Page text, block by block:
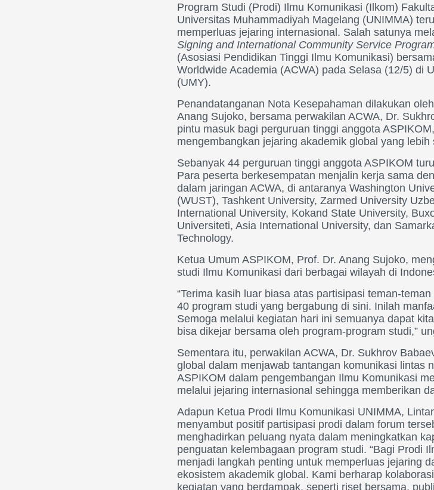
Program Studi (Prodi) Ilmu Komunikasi (Ilkom)
Universitas Muhammadiyah Magelang (UNIMMA)
memperluas jejaring internasional. Salah satunya
Signing and International Community Service
(Asosiasi Pendidikan Tinggi Ilmu Komunikasi)
Worldwide Academia (ACWA) pada Selasa (12/5) di
(UMY).
Penandatanganan Nota Kesepahaman dilakukan
Anang Sujoko, bersama perwakilan ACWA, Dr.
pintu masuk bagi perguruan tinggi anggota
mengembangkan jejaring akademik global yang
Sebanyak 44 perguruan tinggi anggota ASPIKOM
Para peserta berkesempatan menjalin kerja sama
dalam jaringan ACWA, di antaranya Washington
(WUST), Tashkent University, Zarmed University
International University, Kokand State University,
Universiteti, Asia International University, dan
Technology.
Ketua Umum ASPIKOM, Prof. Dr. Anang Sujoko,
studi Ilmu Komunikasi dari berbagai wilayah di
“Terima kasih luar biasa atas partisipasi teman-
40 program studi yang bergabung di sini. Inilah
Semoga melalui kegiatan hari ini semuanya dapat
bisa dikejar bersama oleh program-program studi,”
Sementara itu, perwakilan ACWA, Dr. Sukhrov
global dalam menjawab tantangan komunikasi lintas
ASPIKOM dalam pengembangan Ilmu Komunikasi
melalui jejaring internasional sehingga memberikan
Adapun Ketua Prodi Ilmu Komunikasi UNIMMA,
menyambut positif partisipasi prodi dalam forum
menghadirkan peluang nyata dalam meningkatkan
penguatan kelembagaan program studi. “Bagi Prodi
menjadi langkah penting untuk memperluas jejaring
ekosistem akademik global. Kami berharap
kegiatan yang berdampak, seperti riset bersama,